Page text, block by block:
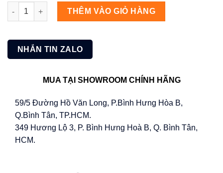
Vòi sen cây nóng lạnh Arrow AG3317SHU1CP số lượng
THÊM VÀO GIỎ HÀNG
NHẮN TIN ZALO
MUA TẠI SHOWROOM CHÍNH HÃNG
59/5 Đường Hồ Văn Long, P.Bình Hưng Hòa B,
Q.Bình Tân, TP.HCM.
349 Hương Lộ 3, P. Bình Hưng Hoà B, Q. Bình Tân,
HCM.